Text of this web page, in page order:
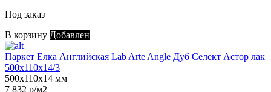
Под заказ
В корзину Добавлен
Паркет Елка Английская Lab Arte Angle Дуб Селект Астор лак
500х110х14/3
500х110х14 мм
7 832 р/м2